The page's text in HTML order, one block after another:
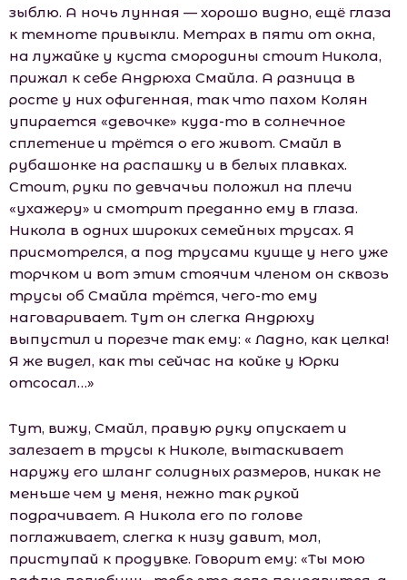
зыблю. А ночь лунная — хорошо видно, ещё глаза
к темноте привыкли. Метрах в пяти от окна,
на лужайке у куста смородины стоит Никола,
прижал к себе Андрюха Смайла. А разница в
росте у них офигенная, так что пахом Колян
упирается «девочке» куда-то в солнечное
сплетение и трётся о его живот. Смайл в
рубашонке на распашку и в белых плавках.
Стоит, руки по девчачьи положил на плечи
«ухажеру» и смотрит преданно ему в глаза.
Никола в одних широких семейных трусах. Я
присмотрелся, а под трусами куище у него уже
торчком и вот этим стоячим членом он сквозь
трусы об Смайла трётся, чего-то ему
наговаривает. Тут он слегка Андрюху
выпустил и порезче так ему: « Ладно, как целка!
Я же видел, как ты сейчас на койке у Юрки
отсосал…»
Тут, вижу, Смайл, правую руку опускает и
залезает в трусы к Николе, вытаскивает
наружу его шланг солидных размеров, никак не
меньше чем у меня, нежно так рукой
подрачивает. А Никола его по голове
поглаживает, слегка к низу давит, мол,
приступай к продувке. Говорит ему: «Ты мою